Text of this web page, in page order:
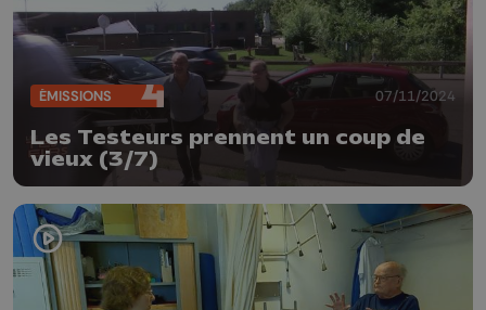
ÉMISSIONS 07/11/2024
Les Testeurs prennent un coup de
vieux (3/7)